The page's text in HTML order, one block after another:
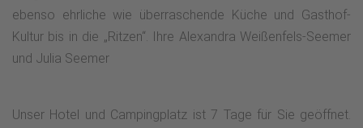
ebenso ehrliche wie überraschende Küche und Gasthof-
Kultur bis in die „Ritzen“. Ihre Alexandra Weißenfels-Seemer
und Julia Seemer
Unser Hotel und Campingplatz ist 7 Tage für Sie geöffnet.